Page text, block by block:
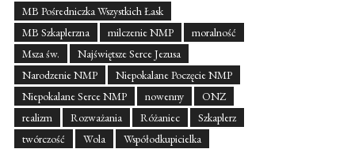
MB Pośredniczka Wszystkich Łask
MB Szkaplerzna
milczenie NMP
moralność
Msza św.
Najświętsze Serce Jezusa
Narodzenie NMP
Niepokalane Poczęcie NMP
Niepokalane Serce NMP
nowenny
ONZ
realizm
Rozważania Różaniec
Szkaplerz
twórczość
Wola
Współodkupicielka